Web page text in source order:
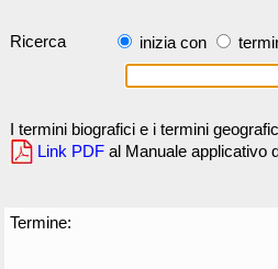
Ricerca inizia con
I termini biografici e i termini
Link PDF al Manuale applicativo
Termine: